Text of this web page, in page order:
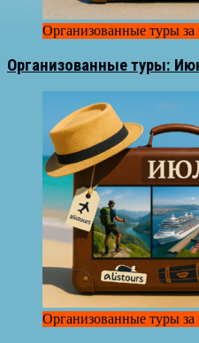
Организованные туры за
Организованные туры:
Организованные туры за